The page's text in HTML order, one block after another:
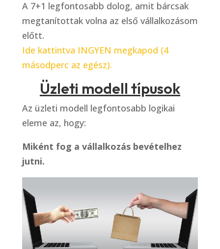
A 7+1 legfontosabb dolog, amit bárcsak
megtanítottak volna az első vállalkozásom
előtt.
Ide kattintva INGYEN megkapod (4
másodperc az egész).
Üzleti modell típusok
Az üzleti modell legfontosabb logikai
eleme az, hogy:
Miként fog a vállalkozás bevételhez
jutni.